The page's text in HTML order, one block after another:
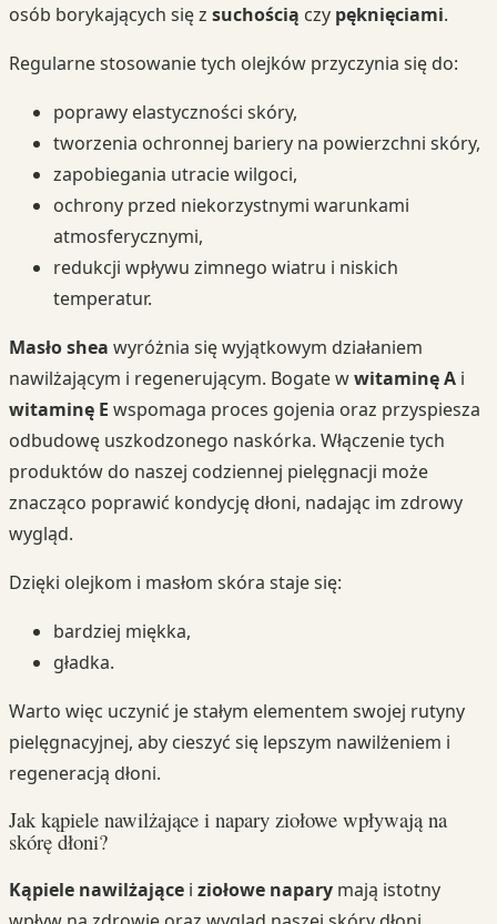
osób borykających się z suchością czy pęknięciami.
Regularne stosowanie tych olejków przyczynia się do:
poprawy elastyczności skóry,
tworzenia ochronnej bariery na powierzchni skóry,
zapobiegania utracie wilgoci,
ochrony przed niekorzystnymi warunkami
atmosferycznymi,
redukcji wpływu zimnego wiatru i niskich
temperatur.
Masło shea wyróżnia się wyjątkowym działaniem
nawilżającym i regenerującym. Bogate wwitaminę A i
witaminę E wspomaga proces gojenia oraz przyspiesza
odbudowę uszkodzonego naskórka. Włączenie tych
produktów do naszej codziennej pielęgnacji może
znacząco poprawić kondycję dłoni, nadając im zdrowy
wygląd.
Dzięki olejkom i masłom skóra staje się:
bardziej miękka,
gładka.
Warto więc uczynić je stałym elementem swojej rutyny
pielęgnacyjnej, aby cieszyć się lepszym nawilżeniem i
regeneracją dłoni.
Jak kąpiele nawilżające i napary ziołowe wpływają na
skórę dłoni?
Kąpiele nawilżające i ziołowe napary mają istotny